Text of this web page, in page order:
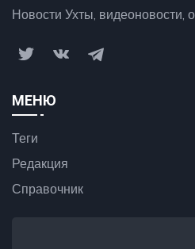
Новости Ухты, видеоновости,
МЕНЮ
Теги
Редакция
Справочник